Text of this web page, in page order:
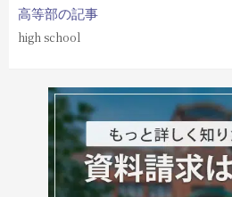
高等部の記事
high school